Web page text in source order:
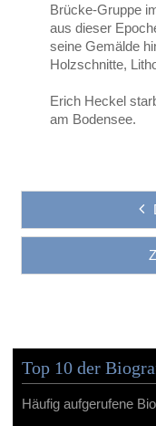
Brücke-Gruppe
aus dieser
seine Gemälde
Holzschnitte,
Erich Heckel
am Bodensee.
Top 10 der
Häufig aufgerufene